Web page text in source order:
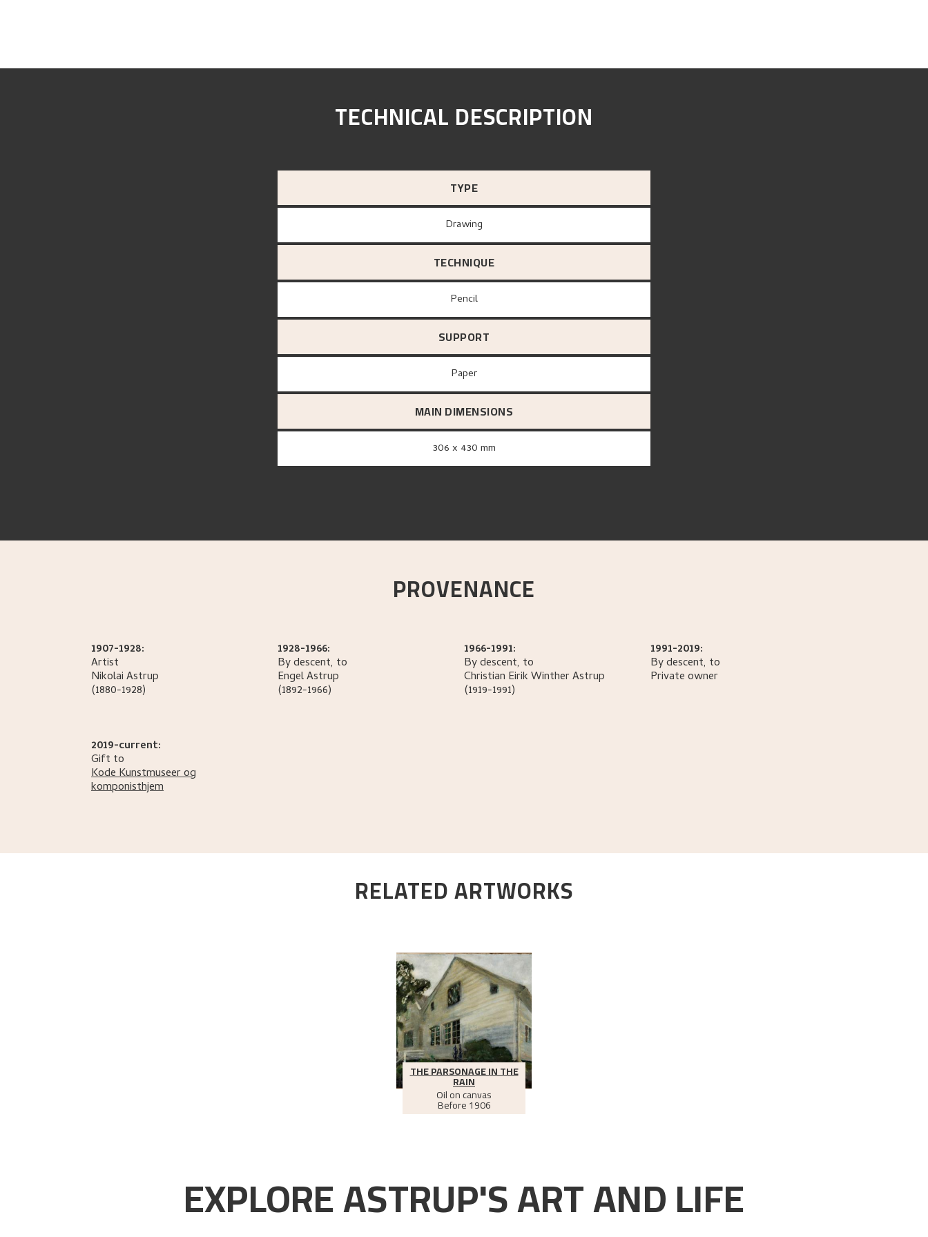
TECHNICAL DESCRIPTION
TYPE
Drawing
TECHNIQUE
Pencil
SUPPORT
paper
MAIN DIMENSIONS
306 x 430 mm
PROVENANCE
1907-1928:
Artist
NikolaiAstrup
(1880-1928)
1928-1966:
By descent, to
EngelAstrup
(1892-1966)
1966-1991:
By descent, to
Christian Eirik WintherAstrup
(1919-1991)
1991-2019:
By descent, to
Private owner
2019-current:
Gift to
Kode Kunstmuseer og
komponisthjem
RELATED ARTWORKS
THE PARSONAGE IN THE
RAIN
Oil on canvas
Before1906
EXPLORE ASTRUP'S ART AND LIFE